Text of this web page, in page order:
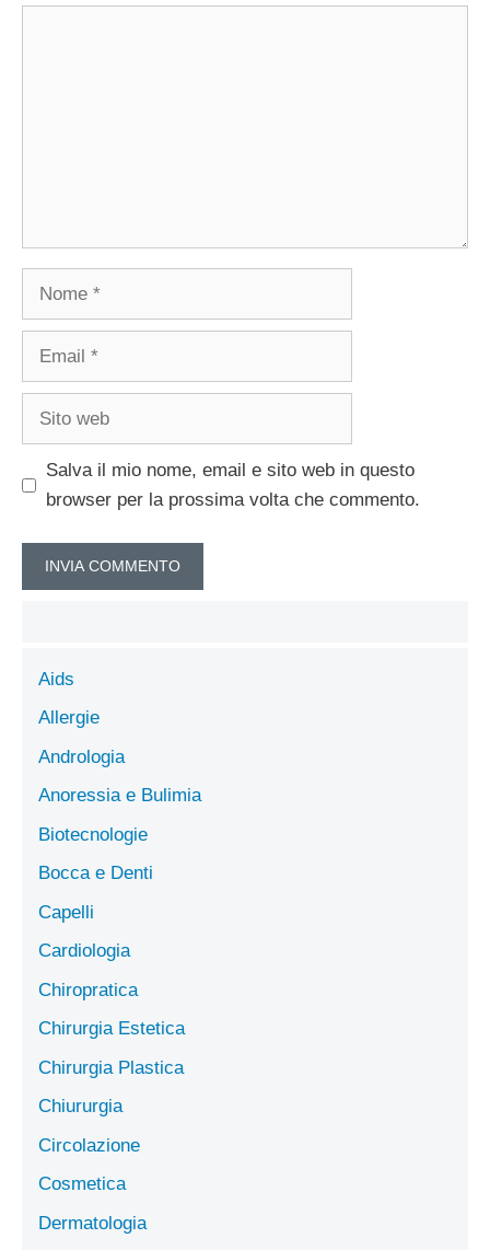
Nome
Email
Sito
Salva il mio nome, email e sito web in questo
browser per la prossima volta che commento.
Aids
Allergie
Andrologia
Anoressia e Bulimia
Biotecnologie
Bocca e Denti
Capelli
Cardiologia
Chiropratica
Chirurgia Estetica
Chirurgia Plastica
Chiururgia
Circolazione
Cosmetica
Dermatologia